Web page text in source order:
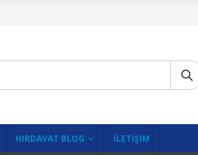
HIRDAVAT BLOG İLETIŞIM